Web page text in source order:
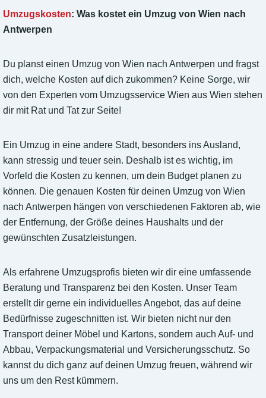
Umzugskosten: Was kostet ein Umzug von Wien nach
Antwerpen
Du planst einen Umzug von Wien nach Antwerpen und fragst
dich, welche Kosten auf dich zukommen? Keine Sorge, wir
von den Experten vom Umzugsservice Wien aus Wien stehen
dir mit Rat und Tat zur Seite!
Ein Umzug in eine andere Stadt, besonders ins Ausland,
kann stressig und teuer sein. Deshalb ist es wichtig, im
Vorfeld die Kosten zu kennen, um dein Budget planen zu
können. Die genauen Kosten für deinen Umzug von Wien
nach Antwerpen hängen von verschiedenen Faktoren ab, wie
der Entfernung, der Größe deines Haushalts und der
gewünschten Zusatzleistungen.
Als erfahrene Umzugsprofis bieten wir dir eine umfassende
Beratung und Transparenz bei den Kosten. Unser Team
erstellt dir gerne ein individuelles Angebot, das auf deine
Bedürfnisse zugeschnitten ist. Wir bieten nicht nur den
Transport deiner Möbel und Kartons, sondern auch Auf- und
Abbau, Verpackungsmaterial und Versicherungsschutz. So
kannst du dich ganz auf deinen Umzug freuen, während wir
uns um den Rest kümmern.